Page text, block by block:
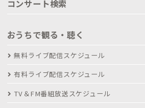
コンサート検索
おうちで観る・聴く
無料ライブ配信スケジュール
有料ライブ配信スケジュール
TV＆FM番組放送スケジュール